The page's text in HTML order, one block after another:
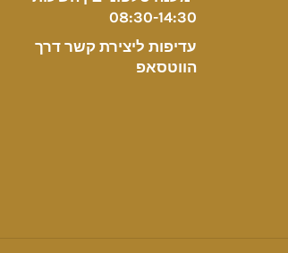
08:30-14:30
עדיפות ליצירת קשר דרך
הווטסאפ